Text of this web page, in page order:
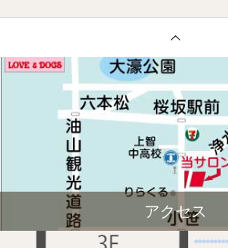
アクセス